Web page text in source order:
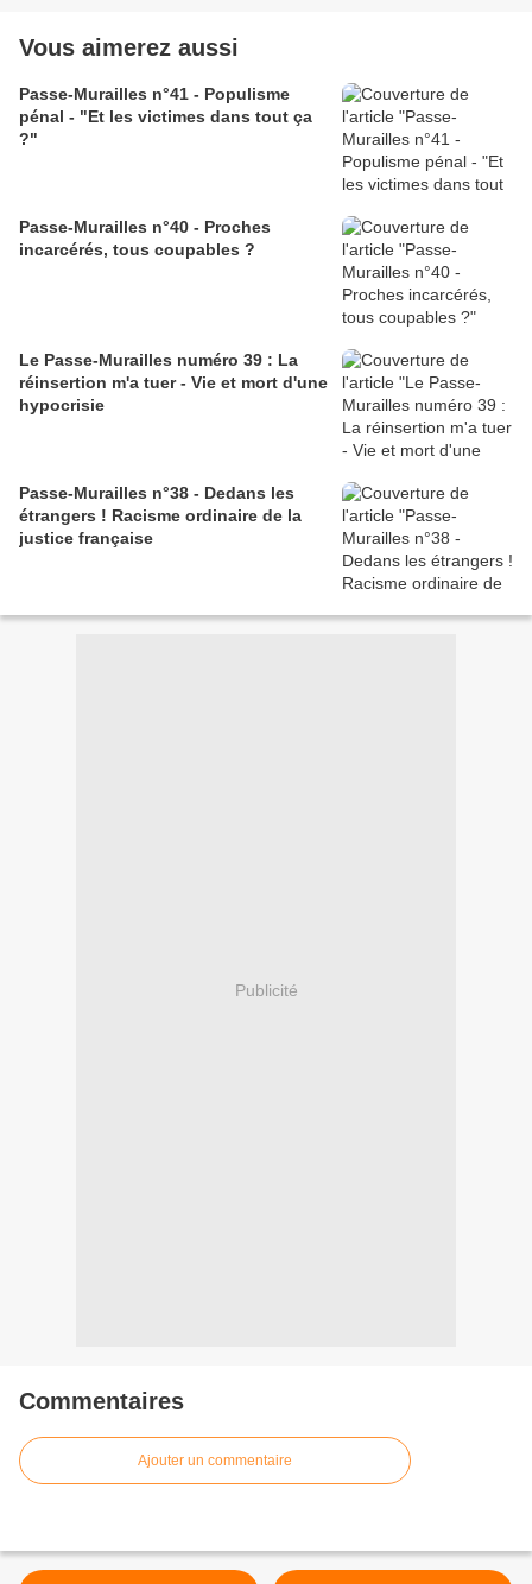
Vous aimerez aussi
Passe-Murailles n°41 - Populisme
pénal - "Et les victimes dans tout ça
?"
Passe-Murailles n°40 - Proches
incarcérés, tous coupables ?
Le Passe-Murailles numéro 39 : La
réinsertion m'a tuer - Vie et mort d'une
hypocrisie
Passe-Murailles n°38 - Dedans les
étrangers ! Racisme ordinaire de la
justice française
Publicité
Commentaires
Ajouter un commentaire